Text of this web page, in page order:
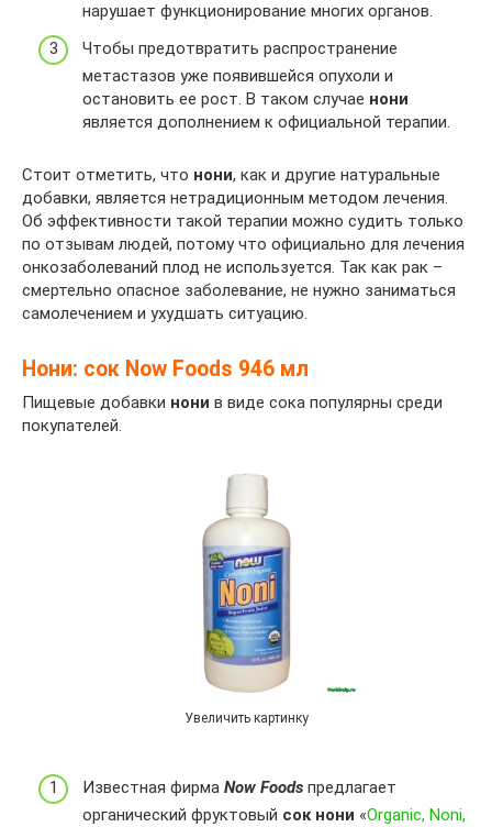
нарушает функционирование многих органов.
Чтобы предотвратить распространение
метастазов уже появившейся опухоли и
остановить ее рост. В таком случае нони
является дополнением к официальной терапии.
Стоит отметить, что нони, как и другие натуральные
добавки, является нетрадиционным методом лечения.
Об эффективности такой терапии можно судить только
по отзывам людей, потому что официально для лечения
онкозаболеваний плод не используется. Так как рак –
смертельно опасное заболевание, не нужно заниматься
самолечением и ухудшать ситуацию.
Нони: сок Now Foods 946 мл
Пищевые добавки нони в виде сока популярны среди
покупателей.
Увеличить картинку
Известная фирма Now Foods предлагает
органический фруктовый сок нони «Organic, Noni,